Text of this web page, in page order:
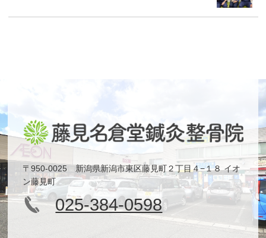
〒950-0025 新潟県新潟市東区藤見町２丁目４−１８ イオ
ン藤見町
025-384-0598